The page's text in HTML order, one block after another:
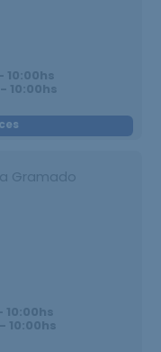
10:00hs
10:00hs
Gramado
10:00hs
10:00hs